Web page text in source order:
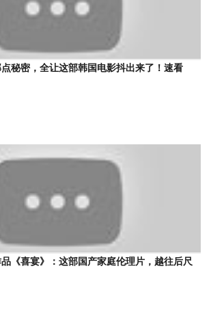
点秘密，全让这部韩国电影抖出来了！速看
品《喜宴》：这部国产家庭伦理片，越往后尺